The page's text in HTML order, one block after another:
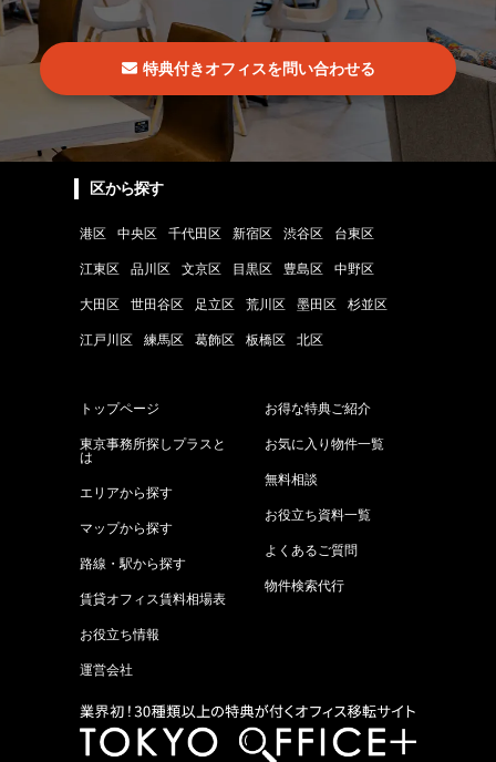
特典付きオフィスを問い合わせる
区から探す
港区 中央区 千代田区 新宿区 渋谷区 台東区
江東区 品川区 文京区 目黒区 豊島区 中野区
大田区 世田谷区 足立区 荒川区 墨田区 杉並区
江戸川区 練馬区 葛飾区 板橋区 北区
トップページ
東京事務所探しプラスと
は
エリアから探す
マップから探す
路線・駅から探す
賃貸オフィス賃料相場表
お得な特典ご紹介
お気に入り物件一覧
無料相談
お役立ち資料一覧
よくあるご質問
物件検索代行
お役立ち情報
運営会社